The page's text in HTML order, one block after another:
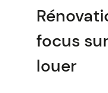
focus
louer